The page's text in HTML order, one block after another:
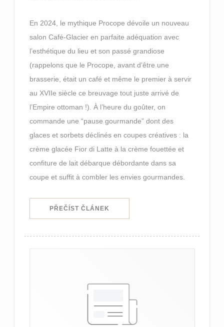
En 2024, le mythique Procope dévoile un nouveau
salon Café-Glacier en parfaite adéquation avec
l’esthétique du lieu et son passé grandiose
(rappelons que le Procope, avant d’être une
brasserie, était un café et même le premier à servir
au XVIIe siècle ce breuvage tout juste arrivé de
l’Empire ottoman !). À l’heure du goûter, on
commande une “pause gourmande” dont des
glaces et sorbets déclinés en coupes créatives : la
crème glacée Fior di Latte à la crème fouettée et
confiture de lait débarque débordante dans sa
coupe et suffit à combler les envies gourmandes.
PŘEČÍST ČLÁNEK